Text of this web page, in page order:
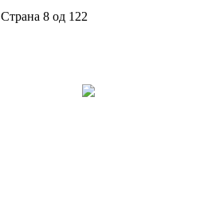
Страна 8 од 122